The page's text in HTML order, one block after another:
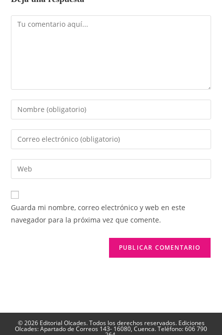
Comentario
Introduce
tu
nombre
de
usuario
para
comentar
Introduce
tu
dirección
de
electrónico
para
comentar
Introduce
la
URL
de
Guarda mi nombre, correo electrónico y web en este
navegador para la próxima vez que comente.
© 2026 Editorial Olcades. Todos los derechos reservados. Ediciones
Olcades: Apartado de Correos 143- 16080, Cuenca. Teléfono: 606 790